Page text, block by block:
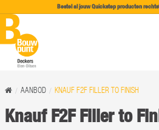
Bestel al jouw Quickstep producten
AANBOD KNAUF F2F FILLER TO FINISH
Knauf F2F Filler to